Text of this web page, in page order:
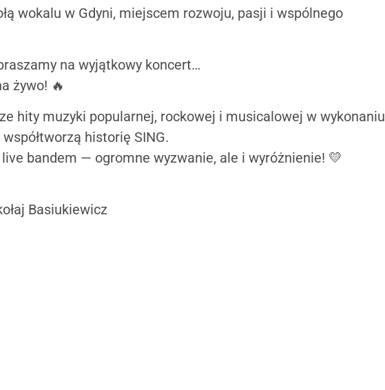
wokalu w Gdyni, miejscem rozwoju, pasji i wspólnego
na wyjątkowy koncert…
żywo! 🔥
hity muzyki popularnej, rockowej i musicalowej w wykonaniu
historię SING.
bandem — ogromne wyzwanie, ale i wyróżnienie! 💛
Basiukiewicz